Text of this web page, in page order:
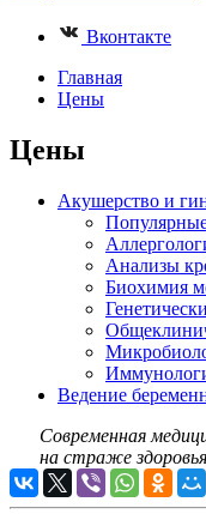
Вконтакте
Главная
Цены
Цены
Акушерство и
Анализы
Биохимия
Ведение
Современная
на страже